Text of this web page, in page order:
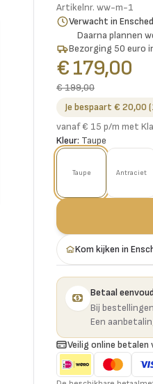
Artikelnr. ww-m-1
Verwacht in
Daarna plannen
Bezorging 50 euro
€ 179,00
€ 199,00
Je bespaart € 20,00
vanaf € 15 p/m met
Kleur: Taupe
Taupe Antraciet
Kom kijken in
Betaal
Bij
Een
Veilig online betalen